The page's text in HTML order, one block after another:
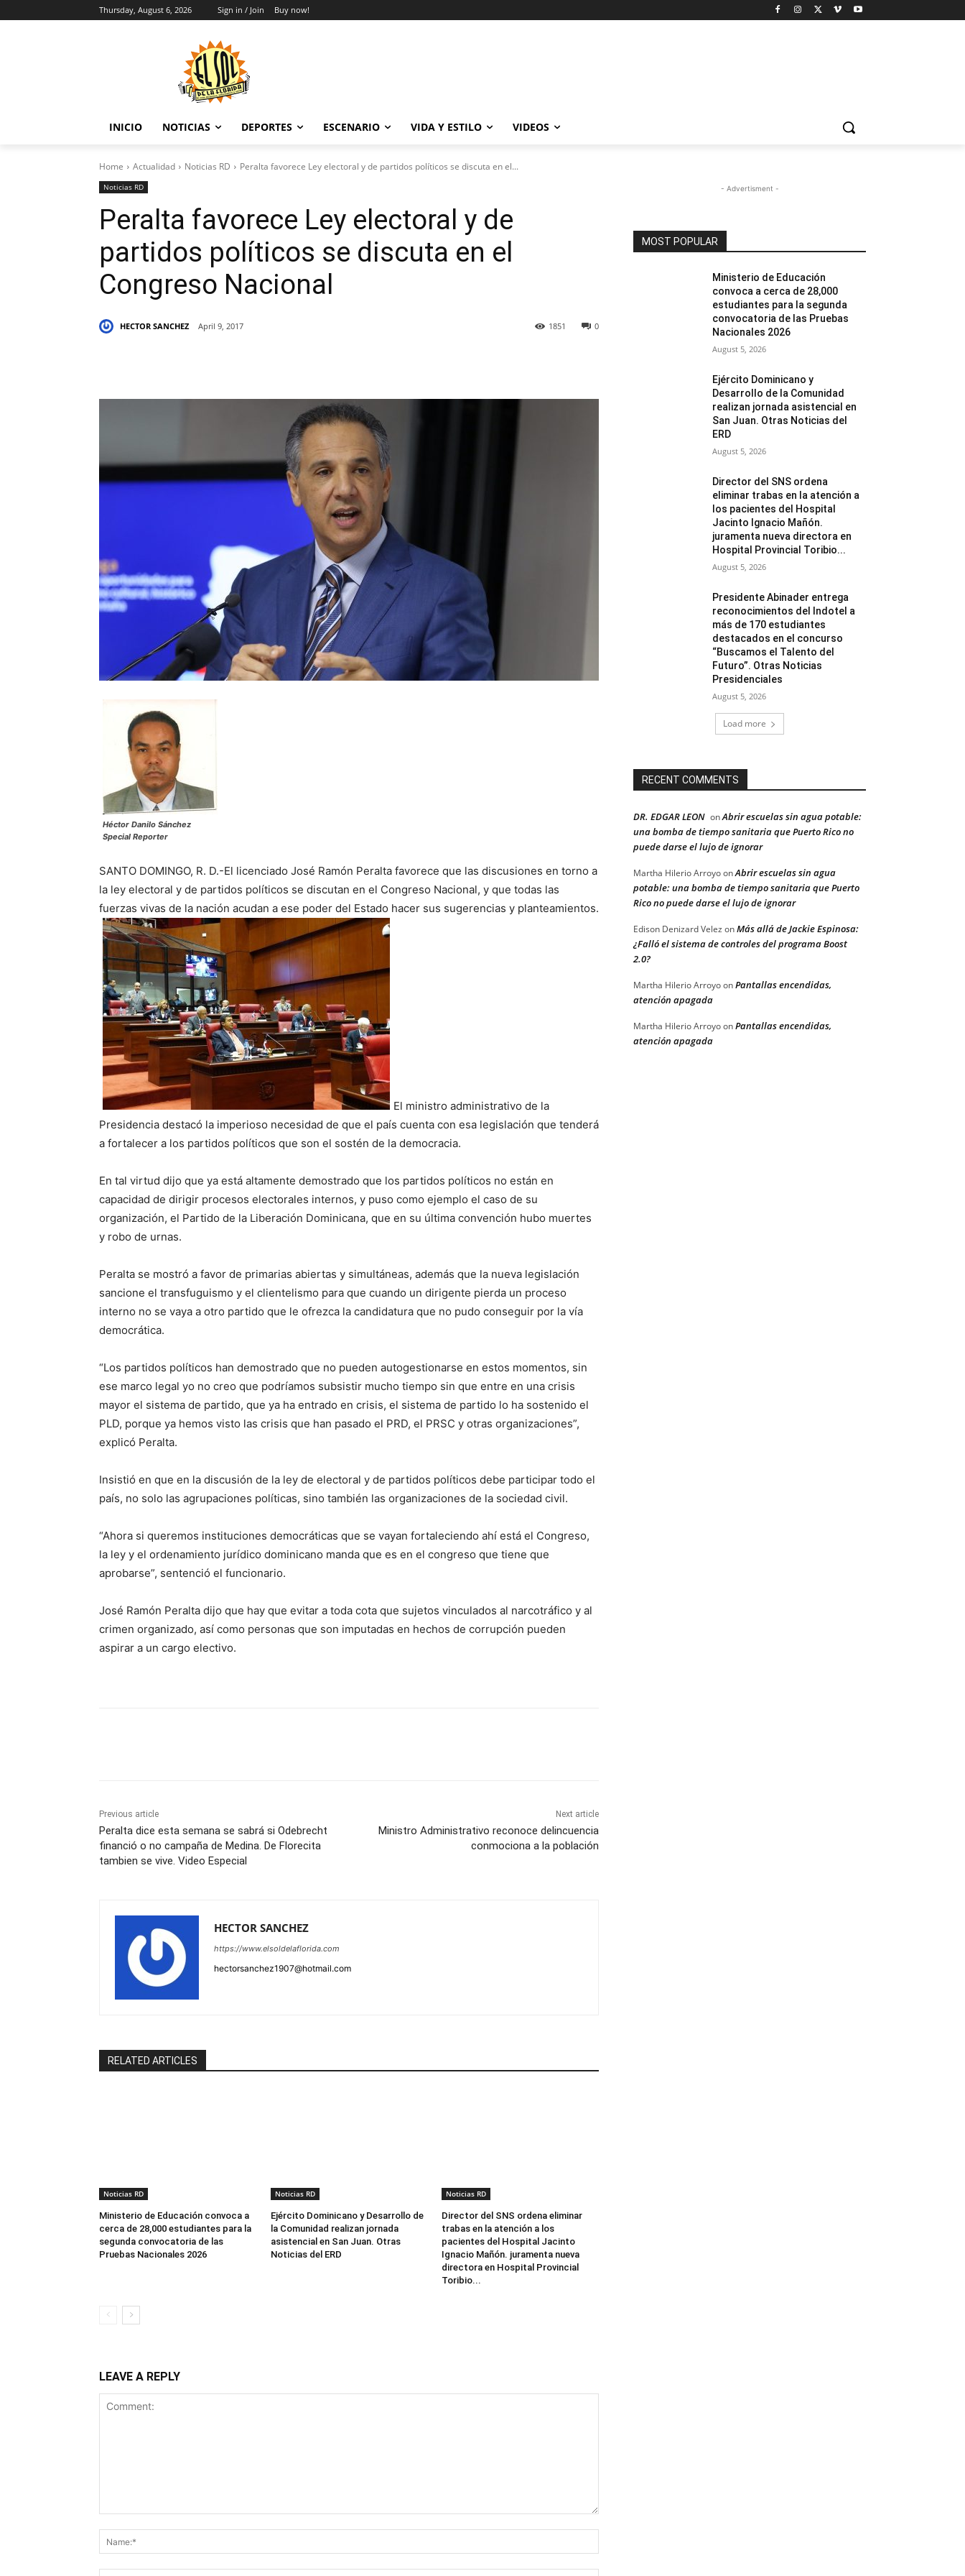
Thursday, August 6, 2026 Sign in / Join Buy now!
INICIO NOTICIAS DEPORTES ESCENARIO VIDA Y ESTILO VIDEOS
Home Actualidad Noticias RD Peralta favorece Ley electoral y de partidos políticos se discuta en el...
Noticias RD
Peralta favorece Ley electoral y de
partidos políticos se discuta en el
Congreso Nacional
HECTOR SANCHEZ April 9, 2017 0
1851
Héctor Danilo Sánchez
Special Reporter
SANTO DOMINGO, R. D.-El licenciado José Ramón Peralta favorece que las discusiones en torno a
la ley electoral y de partidos políticos se discutan en el Congreso Nacional, y que todas las
fuerzas vivas de la nación acudan a ese poder del Estado hacer sus sugerencias y planteamientos.
El ministro administrativo de la
Presidencia destacó la imperioso necesidad de que el país cuenta con esa legislación que tenderá
a fortalecer a los partidos políticos que son el sostén de la democracia.
En tal virtud dijo que ya está altamente demostrado que los partidos políticos no están en
capacidad de dirigir procesos electorales internos, y puso como ejemplo el caso de su
organización, el Partido de la Liberación Dominicana, que en su última convención hubo muertes
y robo de urnas.
Peralta se mostró a favor de primarias abiertas y simultáneas, además que la nueva legislación
sancione el transfuguismo y el clientelismo para que cuando un dirigente pierda un proceso
interno no se vaya a otro partido que le ofrezca la candidatura que no pudo conseguir por la vía
democrática.
“Los partidos políticos han demostrado que no pueden autogestionarse en estos momentos, sin
ese marco legal yo no creo que podríamos subsistir mucho tiempo sin que entre en una crisis
mayor el sistema de partido, que ya ha entrado en crisis, el sistema de partido lo ha sostenido el
PLD, porque ya hemos visto las crisis que han pasado el PRD, el PRSC y otras organizaciones”,
explicó Peralta.
Insistió en que en la discusión de la ley de electoral y de partidos políticos debe participar todo el
país, no solo las agrupaciones políticas, sino también las organizaciones de la sociedad civil.
“Ahora si queremos instituciones democráticas que se vayan fortaleciendo ahí está el Congreso,
la ley y el ordenamiento jurídico dominicano manda que es en el congreso que tiene que
aprobarse”, sentenció el funcionario.
José Ramón Peralta dijo que hay que evitar a toda cota que sujetos vinculados al narcotráfico y al
crimen organizado, así como personas que son imputadas en hechos de corrupción pueden
aspirar a un cargo electivo.
Previous article
Peralta dice esta semana se sabrá si Odebrecht
financió o no campaña de Medina. De Florecita
tambien se vive. Video Especial
Next article
Ministro Administrativo reconoce delincuencia
conmociona a la población
HECTOR SANCHEZ
https://www.elsoldelaflorida.com
hectorsanchez1907@hotmail.com
RELATED ARTICLES
Noticias RD
Ministerio de Educación convoca a
cerca de 28,000 estudiantes para la
segunda convocatoria de las
Pruebas Nacionales 2026
Noticias RD
Ejército Dominicano y Desarrollo de
la Comunidad realizan jornada
asistencial en San Juan. Otras
Noticias del ERD
Noticias RD
Director del SNS ordena eliminar
trabas en la atención a los
pacientes del Hospital Jacinto
Ignacio Mañón. juramenta nueva
directora en Hospital Provincial
Toribio...
LEAVE A REPLY
- Advertisment -
MOST POPULAR
Ministerio de Educación
convoca a cerca de 28,000
estudiantes para la segunda
convocatoria de las Pruebas
Nacionales 2026
August 5, 2026
Ejército Dominicano y
Desarrollo de la Comunidad
realizan jornada asistencial en
San Juan. Otras Noticias del
ERD
August 5, 2026
Director del SNS ordena
eliminar trabas en la atención a
los pacientes del Hospital
Jacinto Ignacio Mañón.
juramenta nueva directora en
Hospital Provincial Toribio...
August 5, 2026
Presidente Abinader entrega
reconocimientos del Indotel a
más de 170 estudiantes
destacados en el concurso
“Buscamos el Talento del
Futuro”. Otras Noticias
Presidenciales
August 5, 2026
Load more
RECENT COMMENTS
DR. EDGAR LEON onAbrir escuelas sin agua potable:
una bomba de tiempo sanitaria que Puerto Rico no
puede darse el lujo de ignorar
Martha Hilerio ArroyoonAbrir escuelas sin agua
potable: una bomba de tiempo sanitaria que Puerto
Rico no puede darse el lujo de ignorar
Edison Denizard Velez onMás allá de Jackie Espinosa:
¿Falló el sistema de controles del programa Boost
2.0?
Martha Hilerio ArroyoonPantallas encendidas,
atención apagada
Martha Hilerio ArroyoonPantallas encendidas,
atención apagada